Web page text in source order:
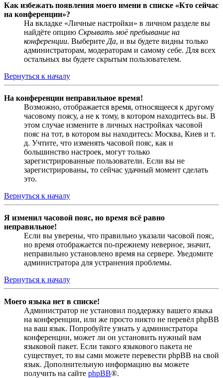
Как избежать появления моего имени в списке «Кто сейчас
на конференции»?
На вкладке «Личные настройки» в личном разделе вы
найдёте опцию Скрывать моё пребывание на
конференции. Выберите Да, и вы будете видны только
администраторам, модераторам и самому себе. Для всех
остальных вы будете скрытым пользователем.
Вернуться к началу
На конференции неправильное время!
Возможно, отображается время, относящееся к другому
часовому поясу, а не к тому, в котором находитесь вы. В
этом случае измените в личных настройках часовой
пояс на тот, в котором вы находитесь: Москва, Киев и т.
д. Учтите, что изменять часовой пояс, как и
большинство настроек, могут только
зарегистрированные пользователи. Если вы не
зарегистрированы, то сейчас удачный момент сделать
это.
Вернуться к началу
Я изменил часовой пояс, но время всё равно
неправильное!
Если вы уверены, что правильно указали часовой пояс,
но время отображается по-прежнему неверное, значит,
неправильно установлено время на сервере. Уведомите
администратора для устранения проблемы.
Вернуться к началу
Моего языка нет в списке!
Администратор не установил поддержку вашего языка
на конференции, или же просто никто не перевёл phpBB
на ваш язык. Попробуйте узнать у администратора
конференции, может ли он установить нужный вам
языковой пакет. Если такого языкового пакета не
существует, то вы сами можете перевести phpBB на свой
язык. Дополнительную информацию вы можете
получить на сайте phpBB®.